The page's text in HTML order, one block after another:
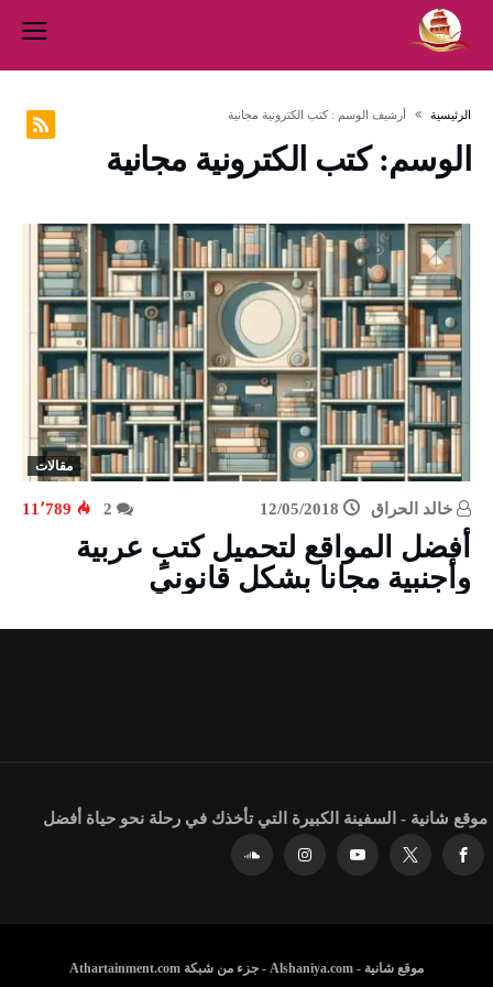
‫الرئيسية‬ ‫أرشيف الوسم :‬ كتب الكترونية مجانية
الوسم:كتب الكترونية مجانية
مقالات
خالد الحراق 12/05/2018 11٬789
أفضل المواقع لتحميل كتبٍ عربية
وأجنبية مجانا بشكل قانوني
موقع شانية - السفينة الكبيرة التي تأخذك في رحلة نحو حياة أفضل
موقع شانية - Alshaniya.com - جزء من شبكة Athartainment.com